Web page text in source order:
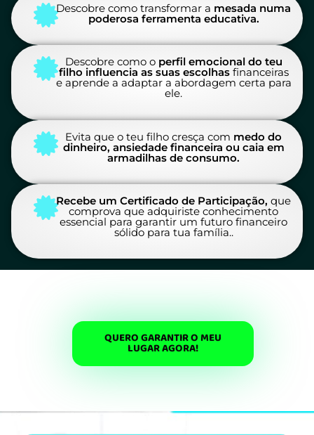
Descobre como transformar a mesada numa
poderosa ferramenta educativa.
Descobre como operfil emocional do teu
filho influencia as suas escolhasfinanceiras
e aprende a adaptar a abordagem certa para
ele.
Evita que o teu filho cresça com medo do
dinheiro, ansiedade financeira ou caia em
armadilhas de consumo.
Recebe um Certificado de Participação, que
comprova que adquiriste conhecimento
essencial para garantir um futuro financeiro
sólido para tua família..
QUERO GARANTIR O MEU
LUGAR AGORA!